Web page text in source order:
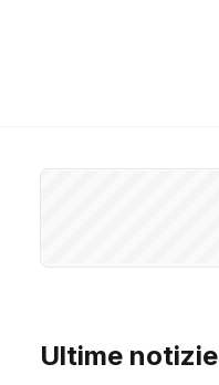
Ultime notizie